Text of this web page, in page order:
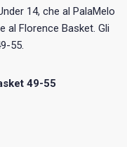
14, che al PalaMelo
al Florence Basket. Gli
55.
49-55